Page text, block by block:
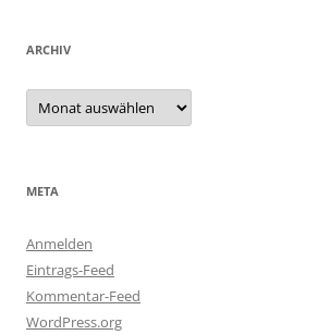
ARCHIV
Archiv
META
Anmelden
Eintrags-Feed
Kommentar-Feed
WordPress.org